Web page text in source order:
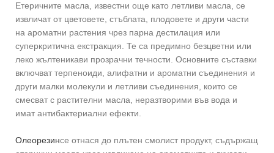
Етеричните масла, известни още като летливи масла, се
извличат от цветовете, стъблата, плодовете и други части
на ароматни растения чрез парна дестилация или
суперкритична екстракция. Те са предимно безцветни или
леко жълтеникави прозрачни течности. Основните съставки
включват терпеноиди, алифатни и ароматни съединения и
други малки молекули и летливи съединения, които се
смесват с растителни масла, неразтворими във вода и
имат антибактериални ефекти.
Олеорезинсе отнася до плътен смолист продукт, съдържащ